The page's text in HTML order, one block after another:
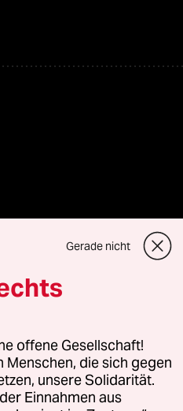
GmbH
Fragen oder für Genehmigungen
Kommune-Richtlinien
Gerade nicht
offene Gesellschaft!
die sich gegen
unsere Solidarität.
Einnahmen aus